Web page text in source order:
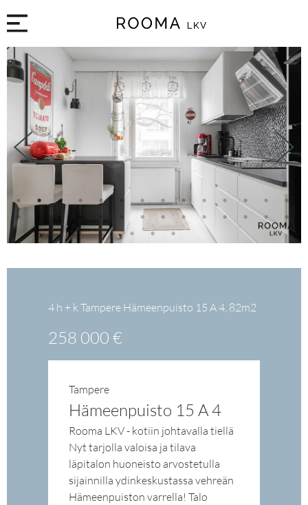
1 2 3 4 5 7 8 9 10 11 12 13
14
15
17 21 22 23 24 25 26 27
28
29 30 31
4 h + k Tampere Hämeenpuisto 15 A 4, 82m2
258 000 €
Tampere
Hämeenpuisto 15 A 4
Rooma LKV - kotiin johtavalla tiellä
Nyt tarjolla valoisa ja tilava
läpitalon huoneisto arvostetulla
sijainnilla ydinkeskustassa vehreän
Hämeenpuiston varrella! Talo